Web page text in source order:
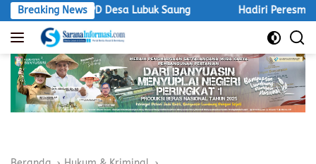
Langsung
ke
konten
Breaking News
Desa Lubuk Saung Hadiri Peresmian Sriwijaya